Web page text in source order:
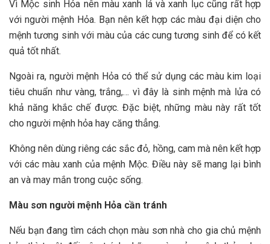
Vì Mộc sinh Hỏa nên màu xanh lá và xanh lục cũng rất hợp
với người mệnh Hỏa. Bạn nên kết hợp các màu đại diện cho
mệnh tương sinh với màu của các cung tương sinh để có kết
quả tốt nhất.
Ngoài ra, người mệnh Hỏa có thể sử dụng các màu kim loại
tiêu chuẩn như vàng, trắng,… vì đây là sinh mệnh mà lửa có
khả năng khắc chế được. Đặc biệt, những màu này rất tốt
cho người mệnh hỏa hay căng thẳng.
Không nên dùng riêng các sắc đỏ, hồng, cam mà nên kết hợp
với các màu xanh của mệnh Mộc. Điều này sẽ mang lại bình
an và may mắn trong cuộc sống.
Màu sơn người mệnh Hỏa cần tránh
Nếu bạn đang tìm cách chọn màu sơn nhà cho gia chủ mệnh